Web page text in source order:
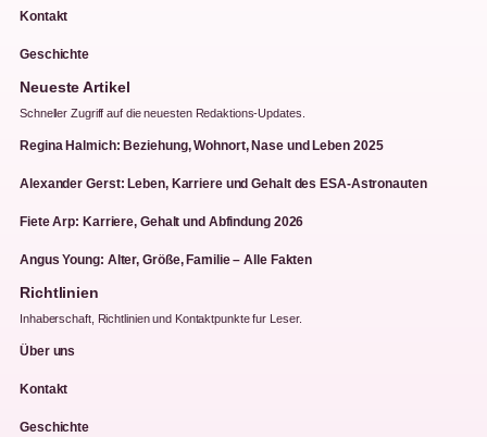
Kontakt
Geschichte
Neueste Artikel
Schneller Zugriff auf die neuesten Redaktions-Updates.
Regina Halmich: Beziehung, Wohnort, Nase und Leben 2025
Alexander Gerst: Leben, Karriere und Gehalt des ESA-Astronauten
Fiete Arp: Karriere, Gehalt und Abfindung 2026
Angus Young: Alter, Größe, Familie – Alle Fakten
Richtlinien
Inhaberschaft, Richtlinien und Kontaktpunkte fur Leser.
Über uns
Kontakt
Geschichte